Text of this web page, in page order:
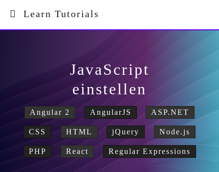
Learn Tutorials
JavaScript
einstellen
Angular 2 AngularJS ASP.NET
CSS HTML jQuery Node.js
PHP React Regular Expressions